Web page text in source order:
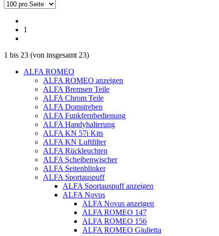
1
1 bis 23 (von insgesamt 23)
ALFA ROMEO
ALFA ROMEO anzeigen
ALFA Bremsen Teile
ALFA Chrom Teile
ALFA Domstreben
ALFA Funkfernbedienung
ALFA Handyhalterung
ALFA KN 57i Kits
ALFA KN Luftfilter
ALFA Rückleuchten
ALFA Scheibenwischer
ALFA Seitenblinker
ALFA Sportauspuff
ALFA Sportauspuff anzeigen
ALFA Novus
ALFA Novus anzeigen
ALFA ROMEO 147
ALFA ROMEO 156
ALFA ROMEO Giulietta